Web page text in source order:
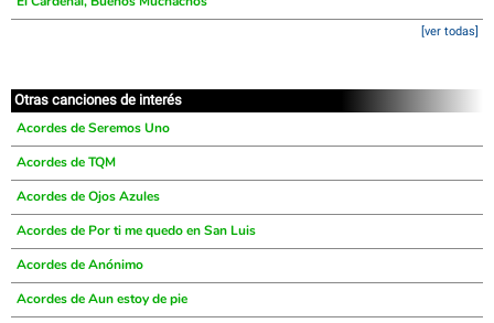
[ver todas]
Otras canciones de interés
Acordes de Seremos Uno
Acordes de TQM
Acordes de Ojos Azules
Acordes de Por ti me quedo en San Luis
Acordes de Anónimo
Acordes de Aun estoy de pie